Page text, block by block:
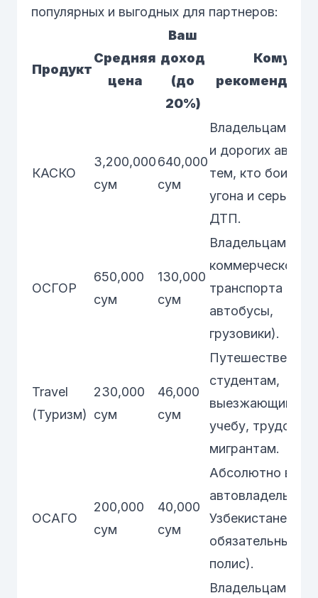
популярных и выгодных для партнеров:
Продукт
Средняя
цена
Ваш
доход
(до
20%)
Кому
КАСКО
3,200,000
сум
640,000
сум
Владельцам
и дорогих авто,
тем, кто боится
угона и
ДТП.
ОСГОР
650,000
сум
130,000
сум
Владельцам
коммерческого
транспорта
автобусы,
грузовики).
Travel
(Туризм)
230,000
сум
46,000
сум
студентам,
выезжающим на
учебу, трудовым
мигрантам.
ОСАГО
200,000
сум
40,000
сум
Абсолютно всем
автовладельцам
Узбекистане (это
обязательный
полис).
Владельцам